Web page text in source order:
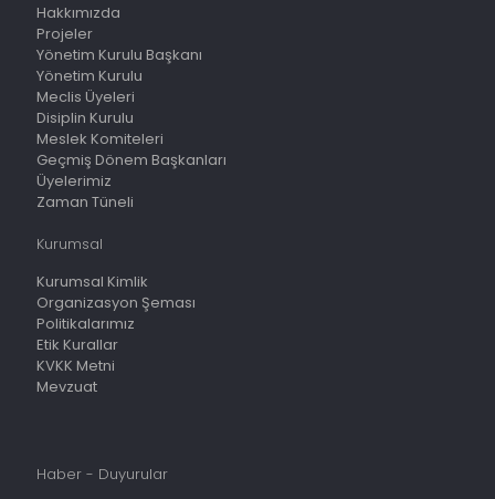
Hakkımızda
Projeler
Yönetim Kurulu Başkanı
Yönetim Kurulu
Meclis Üyeleri
Disiplin Kurulu
Meslek Komiteleri
Geçmiş Dönem Başkanları
Üyelerimiz
Zaman Tüneli
Kurumsal
Kurumsal Kimlik
Organizasyon Şeması
Politikalarımız
Etik Kurallar
KVKK Metni
Mevzuat
Haber - Duyurular